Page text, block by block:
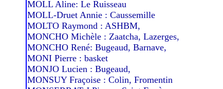
MOLL Aline: Le Ruisseau
MOLL-Druet Annie : Caussemille
MOLTO Raymond : ASHBM,
MONCHO Michèle : Zaatcha, Lazerges,
MONCHO René: Bugeaud, Barnave,
MONI Pierre : basket
MONJO Lucien : Bugeaud,
MONSUY Fraçoise : Colin, Fromentin